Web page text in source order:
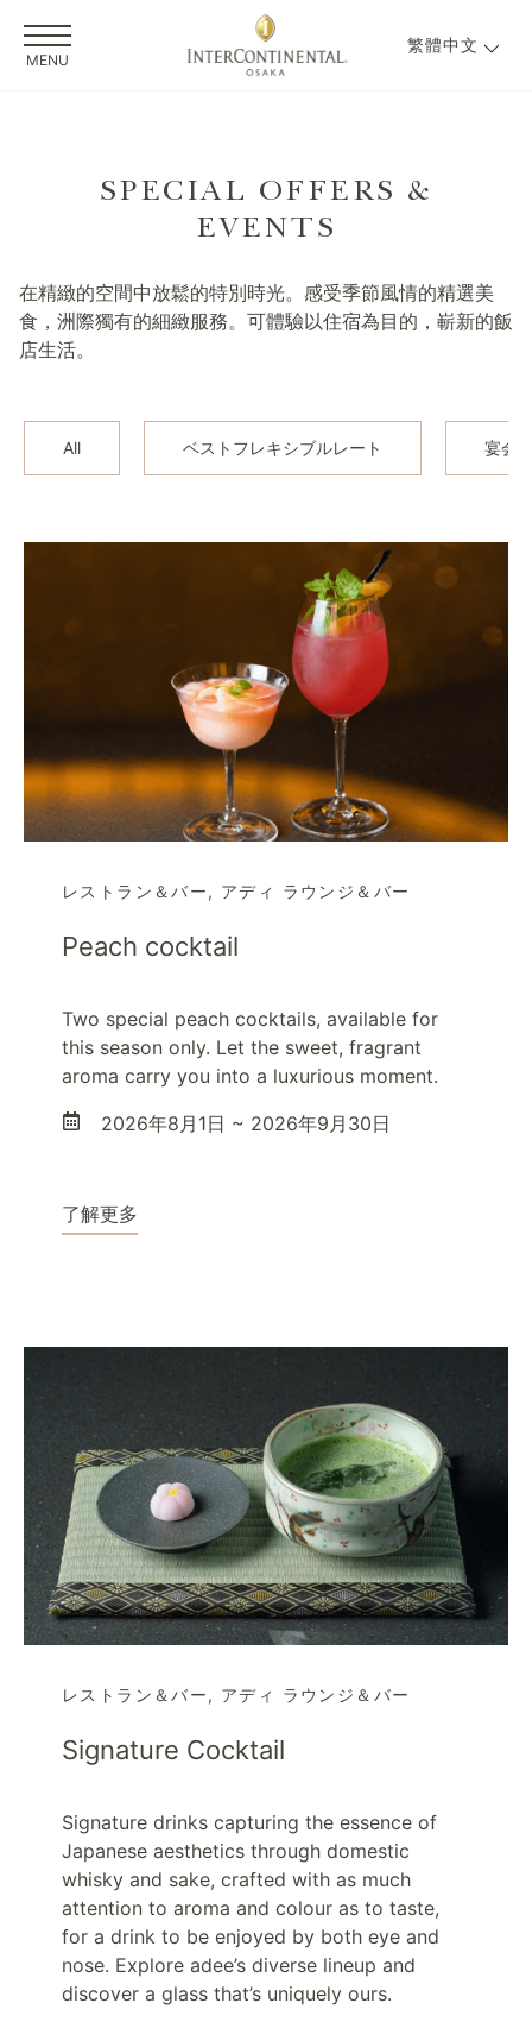
MENU
繁體中文
SPECIAL OFFERS &
EVENTS
在精緻的空間中放鬆的特別時光。感受季節風情的精選美
食，洲際獨有的細緻服務。可體驗以住宿為目的，嶄新的飯
店生活。
All ベストフレキシブルレート 宴会
レストラン＆バー, アディ ラウンジ＆バー
Peach cocktail
Two special peach cocktails, available for
this season only. Let the sweet, fragrant
aroma carry you into a luxurious moment.
2026年8月1日 ~ 2026年9月30日
了解更多
レストラン＆バー, アディ ラウンジ＆バー
Signature Cocktail
Signature drinks capturing the essence of
Japanese aesthetics through domestic
whisky and sake, crafted with as much
attention to aroma and colour as to taste,
for a drink to be enjoyed by both eye and
nose. Explore adee’s diverse lineup and
discover a glass that’s uniquely ours.